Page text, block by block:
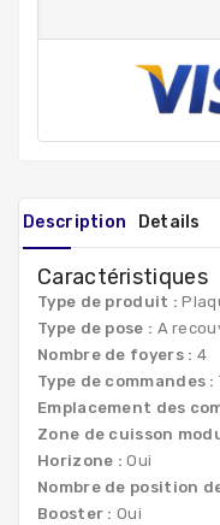
Description Details
Caractéristiques
Type de produit :
Type de pose : A
Nombre de foyers : 4
Type de commandes :
Emplacement des
Zone de cuisson
Horizone : Oui
Nombre de position
Booster : Oui